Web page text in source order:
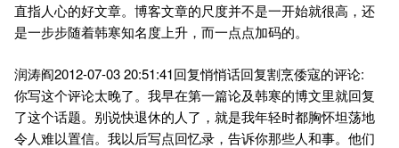
直指人心的好文章。博客文章的尺度并不是一开始就很高，还
是一步步随着韩寒知名度上升，而一点点加码的。
润涛阎2012-07-03 20:51:41回复悄悄话回复割烹倭寇的评论:
你写这个评论太晚了。我早在第一篇论及韩寒的博文里就回复
了这个话题。别说快退休的人了，就是我年轻时都胸怀坦荡地
令人难以置信。我以后写点回忆录，告诉你那些人和事。他们